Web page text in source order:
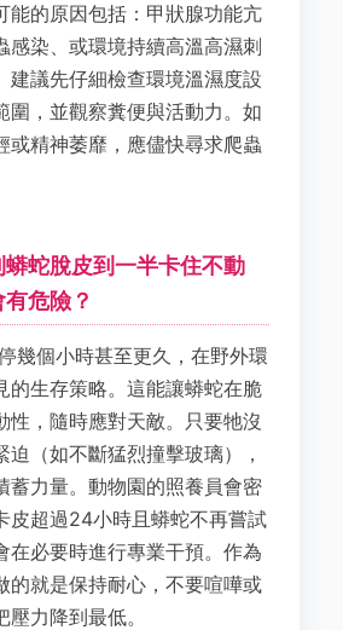
能的原因包括：甲狀腺功能亢
感染、或環境持續高溫高濕刺
建議先仔細檢查環境溫濕度設
圍，並觀察糞便與活動力。如
或精神萎靡，應儘快尋求爬蟲
蛇脫皮到一半卡住不動
危險？
幾個小時甚至更久，在野外環
的生存策略。這能讓蟒蛇在脆
性，隨時應對天敵。只要牠沒
迫（如不斷猛烈撞擊玻璃），
蓄力量。動物園的照養員會密
皮超過24小時且蟒蛇不再嘗試
在必要時進行專業干預。作為
的就是保持耐心，不要喧嘩或
力降到最低。